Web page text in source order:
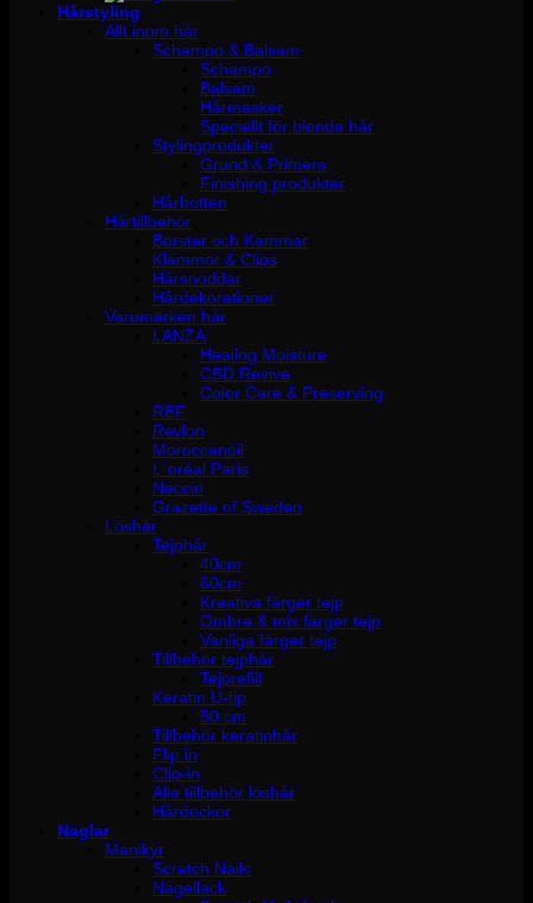
Hårstyling
Allt inom hår
Schampo & Balsam
Schampo
Balsam
Hårmasker
Speciellt för blonda hår
Stylingprodukter
Grund & Primers
Finishing produkter
Hårbotten
Hårtillbehör
Borstar och Kammar
Klämmor & Clips
Hårsnoddar
Hårdekorationer
Varumärken hår
LANZA
Healing Moisture
CBD Revive
Color Care & Preserving
REF
Revlon
Moroccanoil
L´oréal Paris
Neccin
Grazette of Sweden
Löshår
Tejphår
40cm
60cm
Kreativa färger tejp
Ombre & mix färger tejp
Vanliga färger tejp
Tillbehör tejphår
Tejprefill
Keratin U-tip
50 cm
Tillbehör keratinhår
Flip in
Clip-in
Alla tillbehör löshår
Hårdockor
Naglar
Manikyr
Scratch Nails
Nagellack